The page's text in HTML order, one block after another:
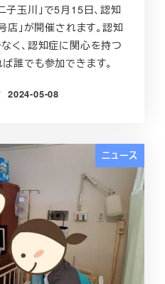
玉川」で5月15日、認知
店」が開催されます。認知
く、認知症に関心を持つ
誰でも参加できます。
投稿日
2024-05-08
ニュース